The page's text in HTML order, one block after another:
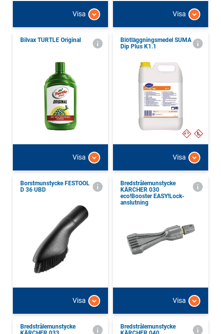
Visa Visa
Bilvax TURTLE Original
Visa
Blötläggningsmedel SUMA
Dip Plus K1.1
Visa
Borstmunstycke FESTOOL
D 36 UBD
Visa
Bredstrålemunstycke
KÄRCHER 030
eco!Booster EASY!Lock-
anslutning
Visa
Bredstrålemunstycke
Bredstrålemunstycke